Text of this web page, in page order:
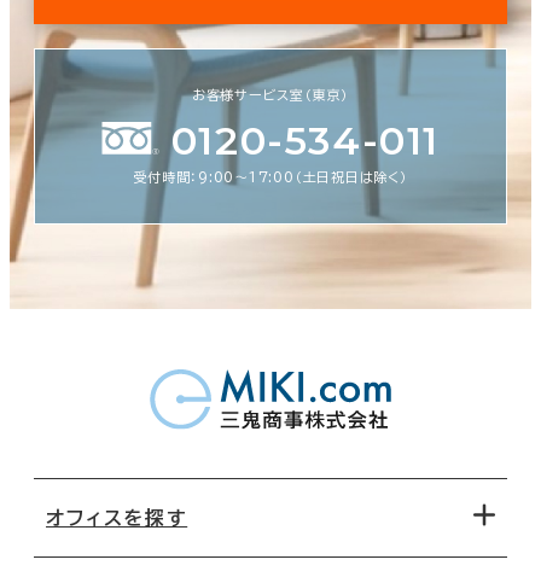
お客様サービス室（東京）
0120-534-011
受付時間：9:00〜17:00（土日祝日は除く）
オフィスを探す